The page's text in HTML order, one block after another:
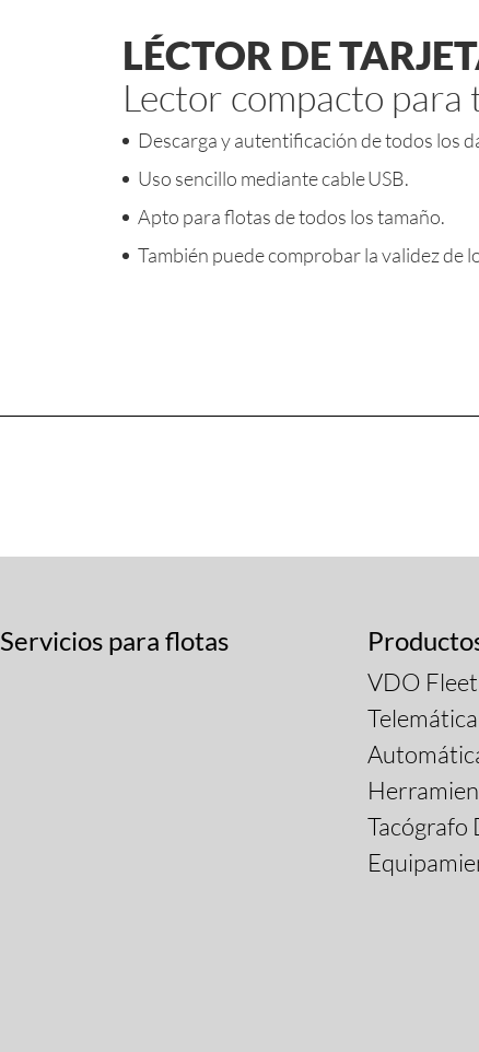
LÉCTOR DE
Lector compacto
Descarga y autentificación de todos los
Uso sencillo mediante cable USB.
Apto para flotas de todos los tamaño.
También puede comprobar la validez de
Servicios para flotas
VDO
Tacógrafo